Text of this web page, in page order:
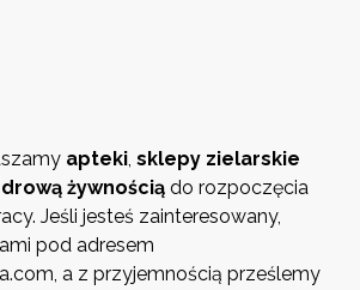
apteki, sklepy zielarskie
żywnością do rozpoczęcia
Jeśli jesteś zainteresowany,
pod adresem
a z przyjemnością prześlemy